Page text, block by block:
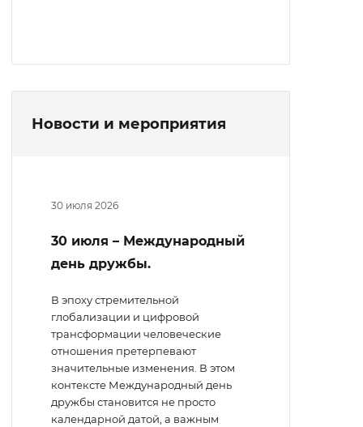
Новости и мероприятия
30 июля 2026
30 июля – Международный
день дружбы.
В эпоху стремительной
глобализации и цифровой
трансформации человеческие
отношения претерпевают
значительные изменения. В этом
контексте Международный день
дружбы становится не просто
календарной датой, а важным